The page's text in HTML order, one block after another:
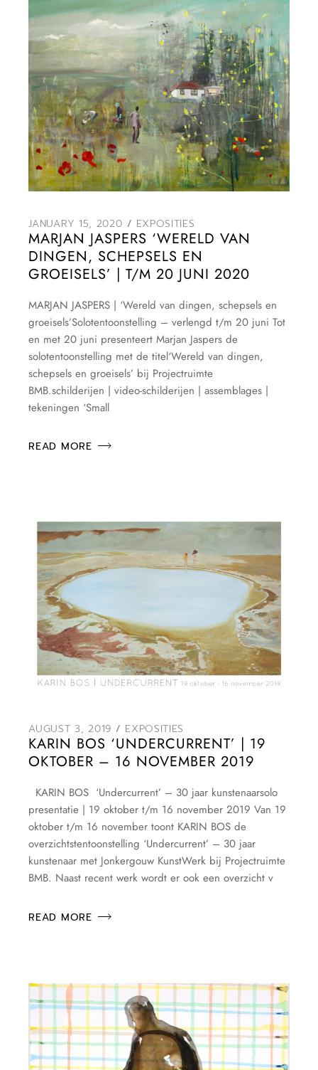
JANUARY 15, 2020 EXPOSITIES
MARJAN JASPERS ‘WERELD VAN
DINGEN, SCHEPSELS EN
GROEISELS’ | T/M 20 JUNI 2020
MARJAN JASPERS | ‘Wereld van dingen, schepsels en
groeisels’Solotentoonstelling – verlengd t/m 20 juni Tot
en met 20 juni presenteert Marjan Jaspers de
solotentoonstelling met de titel‘Wereld van dingen,
schepsels en groeisels’ bij Projectruimte
BMB.schilderijen | video-schilderijen | assemblages |
tekeningen ‘Small
READ MORE
AUGUST 3, 2019 EXPOSITIES
KARIN BOS ‘UNDERCURRENT’ | 19
OKTOBER – 16 NOVEMBER 2019
KARIN BOS ‘Undercurrent’ – 30 jaar kunstenaarsolo
presentatie | 19 oktober t/m 16 november 2019 Van 19
oktober t/m 16 november toont KARIN BOS de
overzichtstentoonstelling ‘Undercurrent’ – 30 jaar
kunstenaar met Jonkergouw KunstWerk bij Projectruimte
BMB. Naast recent werk wordt er ook een overzicht v
READ MORE